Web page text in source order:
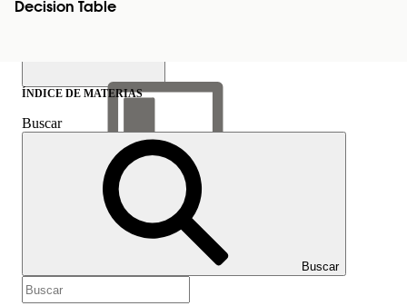
Decision Table
Mostrar índice de
materias
Índice de materias
ÍNDICE DE MATERIAS
Buscar
Buscar